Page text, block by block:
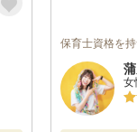
保育士資格を
女